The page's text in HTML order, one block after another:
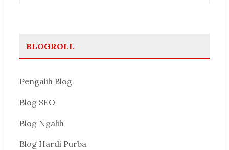
BLOGROLL
Pengalih Blog
Blog SEO
Blog Ngalih
Blog Hardi Purba